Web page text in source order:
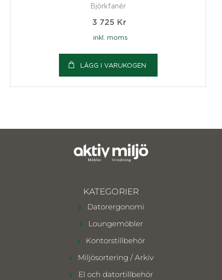
Björkfanér
3 725 Kr
inkl. moms
LÄGG I VARUKOGEN
KATEGORIER
Datorergonomi
Loungemöbler
Kontorstillbehör
Miljösortering / Arkiv
El och datortillbehör